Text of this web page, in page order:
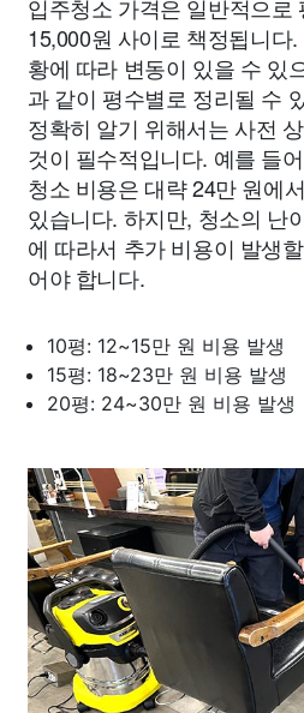
입주청소 가격은 일반적으로
15,000원 사이로 책정됩니다
황에 따라 변동이 있을 수 있
과 같이 평수별로 정리될 수
정확히 알기 위해서는 사전
것이 필수적입니다. 예를 들
청소 비용은 대략 24만 원에
있습니다. 하지만, 청소의 난
에 따라서 추가 비용이 발생
어야 합니다.
10평: 12~15만 원 비용 발생
15평: 18~23만 원 비용 발생
20평: 24~30만 원 비용 발생